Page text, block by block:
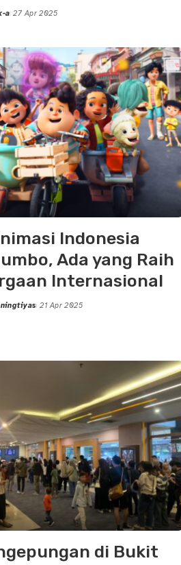
a 27 Apr 2025
Indonesia
Ada yang Raih
Internasional
21 Apr 2025
di Bukit